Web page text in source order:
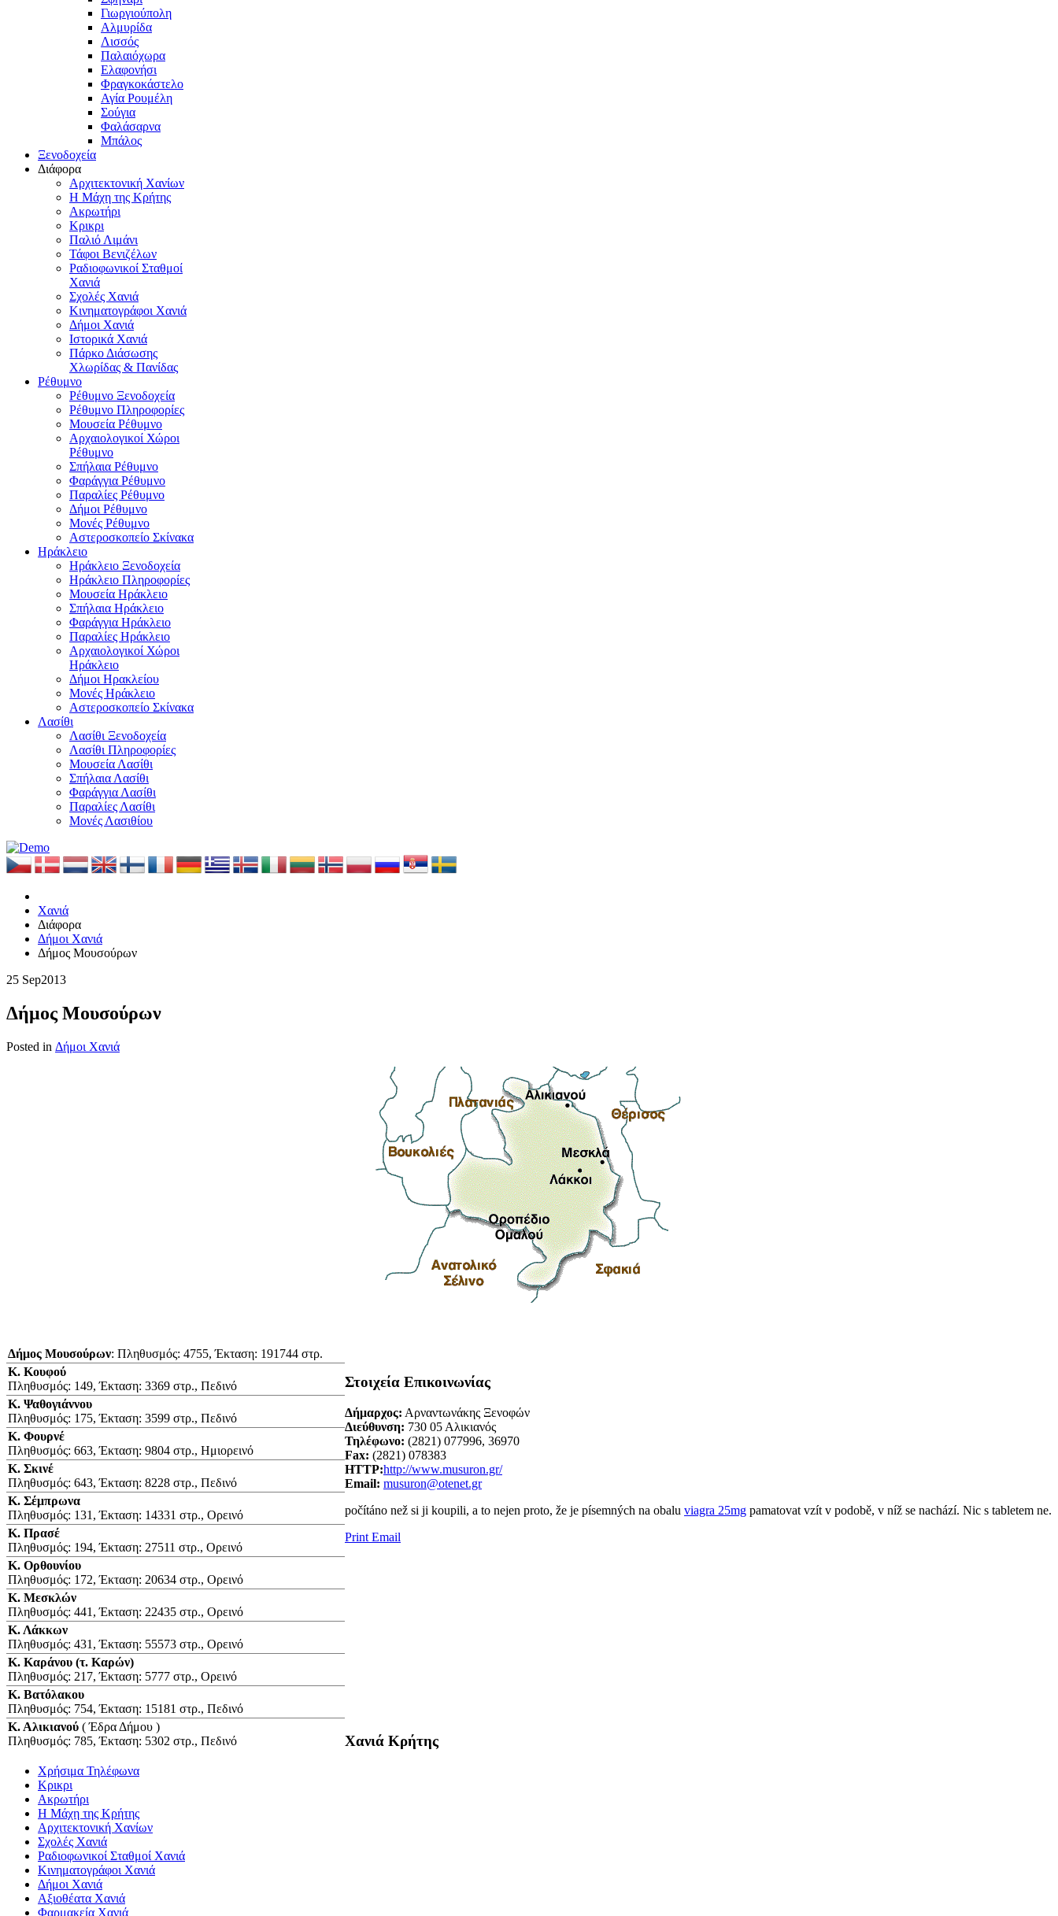
Γιωργιούπολη
Αλμυρίδα
Λισσός
Παλαιόχωρα
Ελαφονήσι
Φραγκοκάστελο
Αγία Ρουμέλη
Σούγια
Φαλάσαρνα
Μπάλος
Ξενοδοχεία
Διάφορα
Αρχιτεκτονική Χανίων
Η Μάχη της Κρήτης
Ακρωτήρι
Κρικρι
Παλιό Λιμάνι
Τάφοι Βενιζέλων
Ραδιοφωνικοί Σταθμοί
Χανιά
Σχολές Χανιά
Κινηματογράφοι Χανιά
Δήμοι Χανιά
Ιστορικά Χανιά
Πάρκο Διάσωσης
Χλωρίδας & Πανίδας
Ρέθυμνο
Ρέθυμνο Ξενοδοχεία
Ρέθυμνο Πληροφορίες
Μουσεία Ρέθυμνο
Αρχαιολογικοί Χώροι
Ρέθυμνο
Σπήλαια Ρέθυμνο
Φαράγγια Ρέθυμνο
Παραλίες Ρέθυμνο
Δήμοι Ρέθυμνο
Μονές Ρέθυμνο
Αστεροσκοπείο Σκίνακα
Ηράκλειο
Ηράκλειο Ξενοδοχεία
Ηράκλειο Πληροφορίες
Μουσεία Ηράκλειο
Σπήλαια Ηράκλειο
Φαράγγια Ηράκλειο
Παραλίες Ηράκλειο
Αρχαιολογικοί Χώροι
Ηράκλειο
Δήμοι Ηρακλείου
Μονές Ηράκλειο
Αστεροσκοπείο Σκίνακα
Λασίθι
Λασίθι Ξενοδοχεία
Λασίθι Πληροφορίες
Μουσεία Λασίθι
Σπήλαια Λασίθι
Φαράγγια Λασίθι
Παραλίες Λασίθι
Μονές Λασιθίου
Χανιά
Διάφορα
Δήμοι Χανιά
Δήμος Μουσούρων
25 Sep2013
Δήμος Μουσούρων
Posted in Δήμοι Χανιά
Δήμος Μουσούρων: Πληθυσμός: 4755, Έκταση: 191744 στρ.
Κ. Κουφού
Πληθυσμός: 149, Έκταση: 3369 στρ., Πεδινό
Κ. Ψαθογιάννου
Πληθυσμός: 175, Έκταση: 3599 στρ., Πεδινό
Κ. Φουρνέ
Πληθυσμός: 663, Έκταση: 9804 στρ., Ημιορεινό
Κ. Σκινέ
Πληθυσμός: 643, Έκταση: 8228 στρ., Πεδινό
Κ. Σέμπρωνα
Πληθυσμός: 131, Έκταση: 14331 στρ., Ορεινό
Κ. Πρασέ
Πληθυσμός: 194, Έκταση: 27511 στρ., Ορεινό
Κ. Ορθουνίου
Πληθυσμός: 172, Έκταση: 20634 στρ., Ορεινό
Κ. Μεσκλών
Πληθυσμός: 441, Έκταση: 22435 στρ., Ορεινό
Κ. Λάκκων
Πληθυσμός: 431, Έκταση: 55573 στρ., Ορεινό
Κ. Καράνου (τ. Καρών)
Πληθυσμός: 217, Έκταση: 5777 στρ., Ορεινό
Κ. Βατόλακου
Πληθυσμός: 754, Έκταση: 15181 στρ., Πεδινό
Κ. Αλικιανού ( Έδρα Δήμου )
Πληθυσμός: 785, Έκταση: 5302 στρ., Πεδινό
Στοιχεία Επικοινωνίας
Δήμαρχος: Αρναντωνάκης Ξενοφών
Διεύθυνση: 730 05 Αλικιανός
Τηλέφωνο: (2821) 077996, 36970
Fax: (2821) 078383
HTTP:http://www.musuron.gr/
Email: musuron@otenet.gr
​​počítáno než si ji ​​koupili, a to nejen proto, že je ​​písemných na obalu viagra 25mg pamatovat vzít v podobě, v níž se ​​nachází. Nic s tabletem ne.
Print Email
Χανιά Κρήτης
Χρήσιμα Τηλέφωνα
Κρικρι
Ακρωτήρι
Η Μάχη της Κρήτης
Αρχιτεκτονική Χανίων
Σχολές Χανιά
Ραδιοφωνικοί Σταθμοί Χανιά
Κινηματογράφοι Χανιά
Δήμοι Χανιά
Αξιοθέατα Χανιά
Φαρμακεία Χανιά